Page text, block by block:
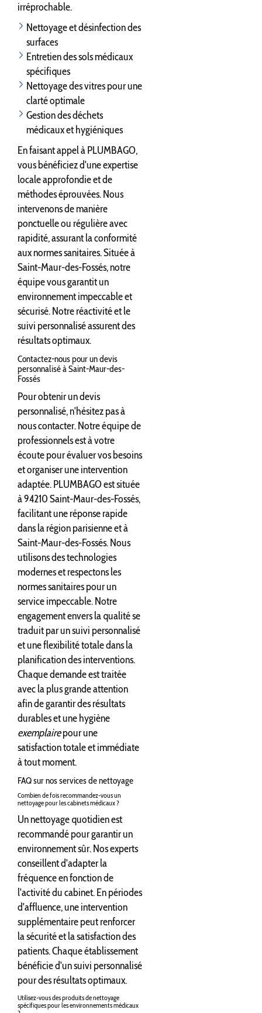
irréprochable.
Nettoyage et désinfection des
surfaces
Entretien des sols médicaux
spécifiques
Nettoyage des vitres pour une
clarté optimale
Gestion des déchets
médicaux et hygiéniques
En faisant appel à PLUMBAGO,
vous bénéficiez d'une expertise
locale approfondie et de
méthodes éprouvées. Nous
intervenons de manière
ponctuelle ou régulière avec
rapidité, assurant la conformité
aux normes sanitaires. Située à
Saint-Maur-des-Fossés, notre
équipe vous garantit un
environnement impeccable et
sécurisé. Notre réactivité et le
suivi personnalisé assurent des
résultats optimaux.
Contactez-nous pour un devis
personnalisé à Saint-Maur-des-
Fossés
Pour obtenir un devis
personnalisé, n'hésitez pas à
nous contacter. Notre équipe de
professionnels est à votre
écoute pour évaluer vos besoins
et organiser une intervention
adaptée. PLUMBAGO est située
à 94210 Saint-Maur-des-Fossés,
facilitant une réponse rapide
dans la région parisienne et à
Saint-Maur-des-Fossés. Nous
utilisons des technologies
modernes et respectons les
normes sanitaires pour un
service impeccable. Notre
engagement envers la qualité se
traduit par un suivi personnalisé
et une flexibilité totale dans la
planification des interventions.
Chaque demande est traitée
avec la plus grande attention
afin de garantir des résultats
durables et une hygiène
exemplairepour une
satisfaction totale et immédiate
à tout moment.
FAQ sur nos services de nettoyage
Combien de fois recommandez-vous un
nettoyage pour les cabinets médicaux ?
Un nettoyage quotidien est
recommandé pour garantir un
environnement sûr. Nos experts
conseillent d'adapter la
fréquence en fonction de
l'activité du cabinet. En périodes
d'affluence, une intervention
supplémentaire peut renforcer
la sécurité et la satisfaction des
patients. Chaque établissement
bénéficie d'un suivi personnalisé
pour des résultats optimaux.
Utilisez-vous des produits de nettoyage
spécifiques pour les environnements médicaux